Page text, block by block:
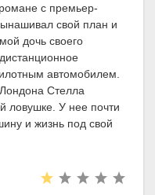
с премьер-
свой план и
дочь своего
автомобилем.
Стелла
ловушке. У нее почти
и жизнь под свой